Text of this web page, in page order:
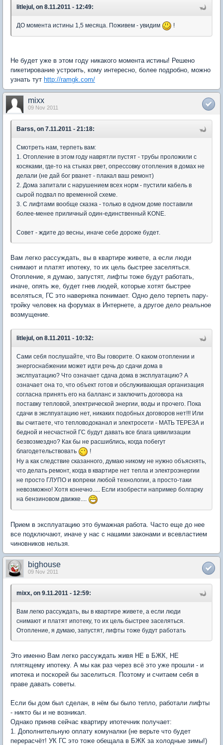
litlejul, on 8.11.2011 - 12:49:
ДО момента истины 1,5 месяца. Поживем - увидим !
Не будет уже в этом году никакого момента истины! Решено
пикетирование устроить, кому интересно, более подробно, можно
узнать тут http://ramgk.com/
mixx
09 Nov 2011
Barss, on 7.11.2011 - 21:18:
Смотреть нам, терпеть вам:
1. Отопление в этом году наврятли пустят - трубы проложили с
косяками, где-то на стыках рвет, опрессовку отопления в домах не
делали (не дай бог рванет - плакал ваш ремонт)
2. Дома запитали с нарушением всех норм - пустили кабель в
сырой подвал по временной схеме.
3. С лифтами вообще сказка - только в одном доме поставили
более-менее приличный один-единственный KONE.
Совет - ждите до весны, иначе себе дороже будет.
Вам легко рассуждать, вы в квартире живете, а если люди
снимают и платят ипотеку, то их цель быстрее заселяться.
Отопление, я думаю, запустят, лифты тоже будут работать,
иначе, опять же, будет гнев людей, которые хотят быстрее
вселяться, ГС это наверняка понимает. Одно дело терпеть пару-
тройку человек на форумах в Интернете, а другое дело реальное
возмущение.
litlejul, on 8.11.2011 - 10:32:
Сами себя послушайте, что Вы говорите. О каком отоплении и
энергоснабжении может идти речь до сдачи дома в
экслпуатацию? Что означает сдача дома в эксплуатацию? А
означает она то, что объект готов и обслуживающая организация
согласна принять его на балланс и заключить договора на
поставку тепловой, электрической энергии, воды и прочего. Пока
сдачи в экслпуатацию нет, никаких подобных договоров нет!!! Или
вы считаете, что тепловодоканал и электросети - МАТЬ ТЕРЕЗА и
бедной и несчастной ГС будут давать все блага цивилизации
безвозмездно? Как бы не расшиблись, когда побегут
благодетельствовать
!
Ну а как следствие сказанного, думаю никому не нужно объяснять,
что делать ремонт, когда в квартире нет тепла и электроэнергии
не просто ГЛУПО и вопреки любой технологии, а просто-таки
невозможно! Хотя конечно..... Если изобрести например болгарку
на бензиновом движке....
Прием в эксплуатацию это бумажная работа. Часто еще до нее
все подключают, иначе у нас с нашими законами и всевластием
чиновников нельзя.
bighouse
09 Nov 2011
mixx, on 9.11.2011 - 12:59:
Вам легко рассуждать, вы в квартире живете, а если люди
снимают и платят ипотеку, то их цель быстрее заселяться.
Отопление, я думаю, запустят, лифты тоже будут работать
Это именно Вам легко рассуждать живя НЕ в БЖК, НЕ
плятящему ипотеку. А мы как раз через всё это уже прошли - и
ипотека и поскорей бы заселиться. Поэтому и считаем себя в
праве давать советы.
Если бы дом был сделан, в нём бы было тепло, работали лифты
- никто бы и не возникал.
Однако приняв сейчас квартиру ипотечник получает:
1. Дополнительную оплату комуналки (не верьте что будет
перерасчёт! УК ГС это тоже обещала в БЖК за холодные зимы!)